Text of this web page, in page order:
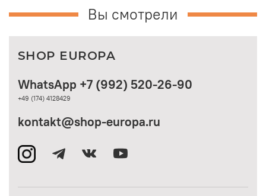
Вы смотрели
WhatsApp +7 (992) 520-26-90
+49 (174) 4128429
kontakt@shop-europa.ru
SHOP EUROPA